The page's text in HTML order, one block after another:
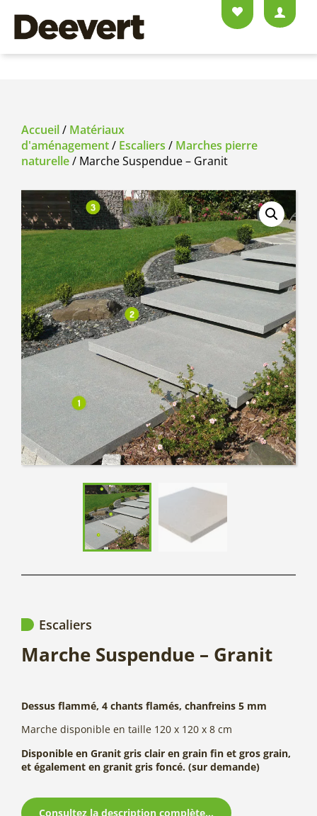
Accueil/ Matériaux
d'aménagement/ Escaliers / Marches pierre
naturelle/ Marche Suspendue – Granit
Escaliers
Marche Suspendue – Granit
Dessus flammé, 4 chants flamés, chanfreins 5 mm
Marche disponible en taille 120 x 120 x 8 cm
Disponible en Granit gris clair en grain fin et gros grain,
et également en granit gris foncé. (sur demande)
Consultez la description complète...